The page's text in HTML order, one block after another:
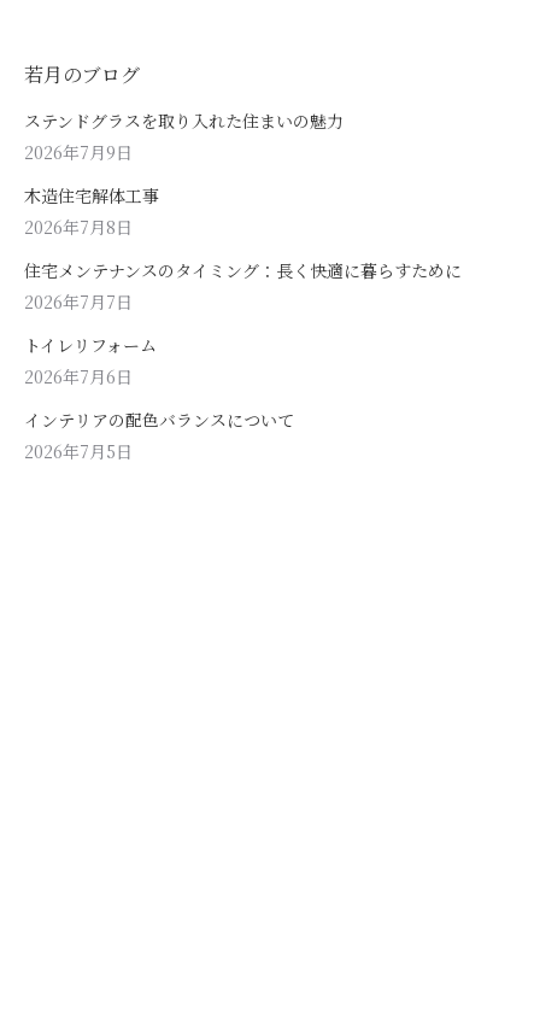
若月のブログ
ステンドグラスを取り入れた住まいの魅力
2026年7月9日
木造住宅解体工事
2026年7月8日
住宅メンテナンスのタイミング：長く快適に暮らすために
2026年7月7日
トイレリフォーム
2026年7月6日
インテリアの配色バランスについて
2026年7月5日